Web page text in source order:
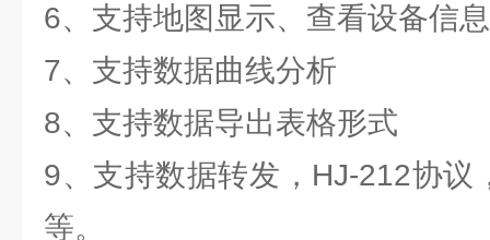
6、支持地图显示、查看设备信
7、支持数据曲线分析
8、支持数据导出表格形式
9、支持数据转发，HJ-212协议
等。